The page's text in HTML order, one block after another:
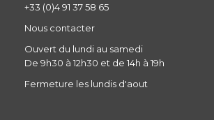
+33 (0)4 91 37 58 65
Nous contacter
Ouvert du lundi au samedi
De 9h30 à 12h30 et de 14h à 19h
Fermeture les lundis d'aout